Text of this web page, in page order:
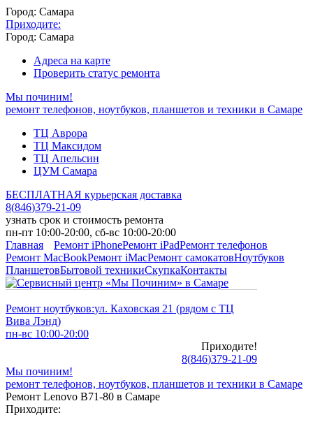
Город: Самара
Приходите:
Город: Самара
Адреса на карте
Проверить статус ремонта
Мы починим!
ремонт телефонов, ноутбуков, планшетов и техники в Самаре
ТЦ Аврора
ТЦ Максидом
ТЦ Апельсин
ЦУМ Самара
БЕСПЛАТНАЯ курьерская доставка
8(846)379-21-09
узнать срок и стоимость ремонта
пн-пт 10:00-20:00, сб-вс 10:00-20:00
Главная
Ремонт iPhoneРемонт iPadРемонт телефонов
Ремонт MacBookРемонт iMacРемонт самокатовНоутбуков
ПланшетовБытовой техникиСкупкаКонтакты
Ремонт ноутбуков:ул. Каховская 21 (рядом с ТЦ
Вива Лэнд)
пн-вс 10:00-20:00
Приходите!
8(846)379-21-09
Мы починим!
ремонт телефонов, ноутбуков, планшетов и техники в Самаре
Ремонт Lenovo B71-80 в Самаре
Приходите: